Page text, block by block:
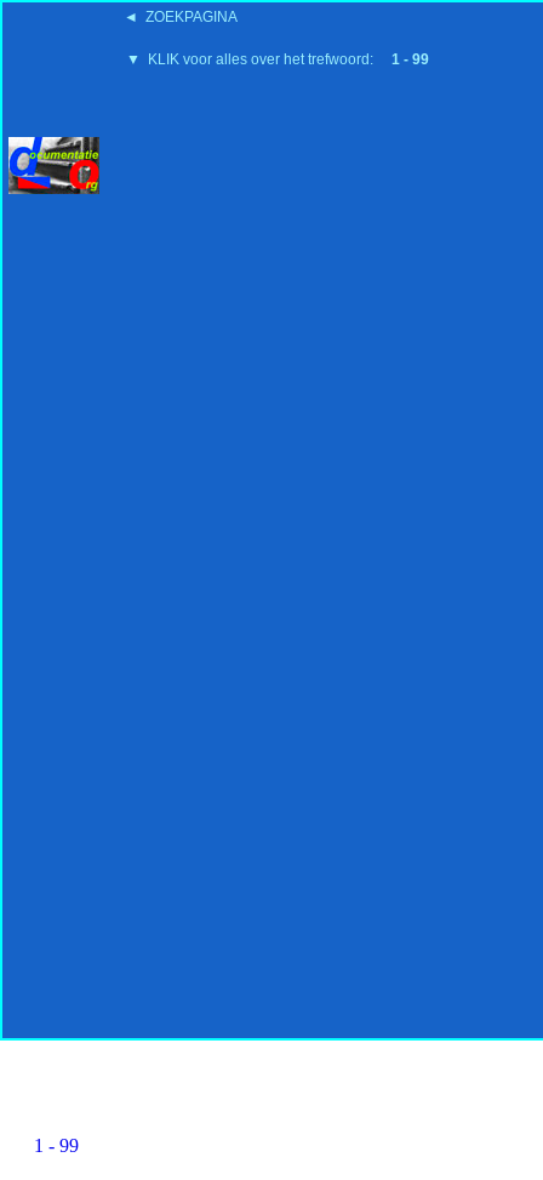
◄ ZOEKPAGINA
▼ KLIK voor alles over het trefwoord: 1 - 99
'15:19 19-2-2008